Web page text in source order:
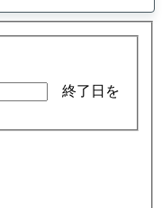
終了日を